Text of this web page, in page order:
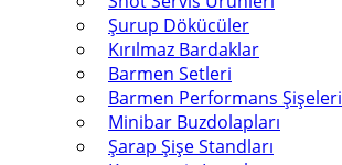
Şurup Dökücüler
Kırılmaz Bardaklar
Barmen Setleri
Barmen Performans Şişeleri
Minibar Buzdolapları
Şarap Şişe Standları